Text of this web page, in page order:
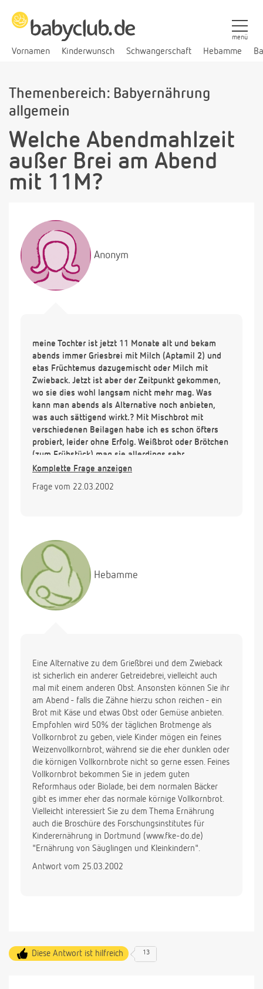
Vornamen Kinderwunsch Schwangerschaft Hebamme
menü
Themenbereich: Babyernährung
allgemein
Welche Abendmahlzeit
außer Brei am Abend
mit 11M?
Anonym
meine Tochter ist jetzt 11 Monate alt und bekam
abends immer Griesbrei mit Milch (Aptamil 2) und
etas Früchtemus dazugemischt oder Milch mit
Zwieback. Jetzt ist aber der Zeitpunkt gekommen,
wo sie dies wohl langsam nicht mehr mag. Was
kann man abends als Alternative noch anbieten,
was auch sättigend wirkt.? Mit Mischbrot mit
verschiedenen Beilagen habe ich es schon öfters
probiert, leider ohne Erfolg. Weißbrot oder Brötchen
(zum Frühstück) mag sie allerdings sehr.
Komplette Frage anzeigen
Frage vom 22.03.2002
Hebamme
Eine Alternative zu dem Grießbrei und dem Zwieback
ist sicherlich ein anderer Getreidebrei, vielleicht auch
mal mit einem anderen Obst. Ansonsten können Sie ihr
am Abend - falls die Zähne hierzu schon reichen - ein
Brot mit Käse und etwas Obst oder Gemüse anbieten.
Empfohlen wird 50% der täglichen Brotmenge als
Vollkornbrot zu geben, viele Kinder mögen ein feines
Weizenvollkornbrot, während sie die eher dunklen oder
die körnigen Vollkornbrote nicht so gerne essen. Feines
Vollkornbrot bekommen Sie in jedem guten
Reformhaus oder Biolade, bei dem normalen Bäcker
gibt es immer eher das normale körnige Vollkornbrot.
Vielleicht interessiert Sie zu dem Thema Ernährung
auch die Broschüre des Forschungsinstitutes für
Kinderernährung in Dortmund (www.fke-do.de)
"Ernährung von Säuglingen und Kleinkindern".
Antwort vom 25.03.2002
Diese Antwort ist hilfreich 13